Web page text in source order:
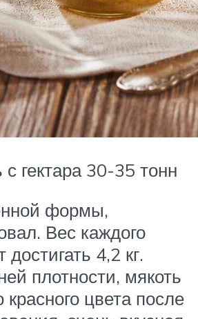
гектара 30-35 тонн
формы,
Вес каждого
4,2 кг.
плотности, мякоть
цвета после